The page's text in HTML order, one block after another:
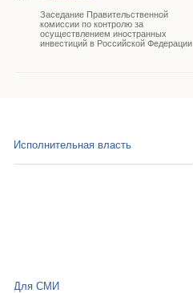
Заседание Правительственной
комиссии по контролю за
осуществлением иностранных
инвестиций в Российской Федерации
Исполнительная власть
Для СМИ